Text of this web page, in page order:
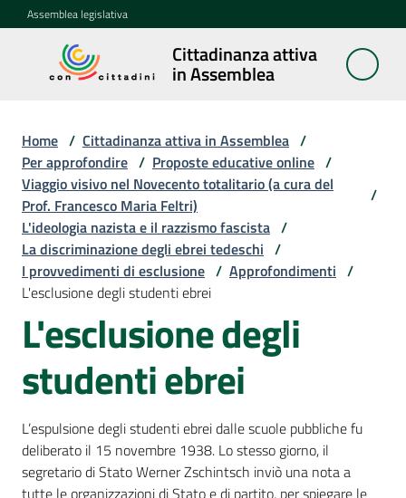
Vai al contenuto
Vai alla navigazione
Vai al footer
Assemblea legislativa
Cittadinanza attiva
in Assemblea
Cittadinanza
attiva in
Concittadini
Porte
aperte
in
Assemblea
Mostre
itineranti
Percorsi
sulla
memoria
Home / Cittadinanza attiva in Assemblea /
Per approfondire / Proposte educative online /
Viaggio visivo nel Novecento totalitario (a cura del
Prof. Francesco Maria Feltri)
/
L'ideologia nazista e il razzismo fascista /
La discriminazione degli ebrei tedeschi /
I provvedimenti di esclusione / Approfondimenti /
L'esclusione degli studenti ebrei
L'esclusione degli
studenti ebrei
L’espulsione degli studenti ebrei dalle scuole pubbliche fu
deliberato il 15 novembre 1938. Lo stesso giorno, il
segretario di Stato Werner Zschintsch inviò una nota a
tutte le organizzazioni di Stato e di partito, per spiegare le